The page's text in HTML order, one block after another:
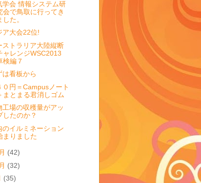
学会 情報システム研
会で鳥取に行ってき
した。
ア大会22位!
ストラリア大陸縦断
ャレンジWSC2013
検編７
は看板から
０円＝Campusノート
まとまる君消しゴム
工場の収穫量がアッ
したのか？
のイルミネーション
まりました
(42)
(32)
(35)